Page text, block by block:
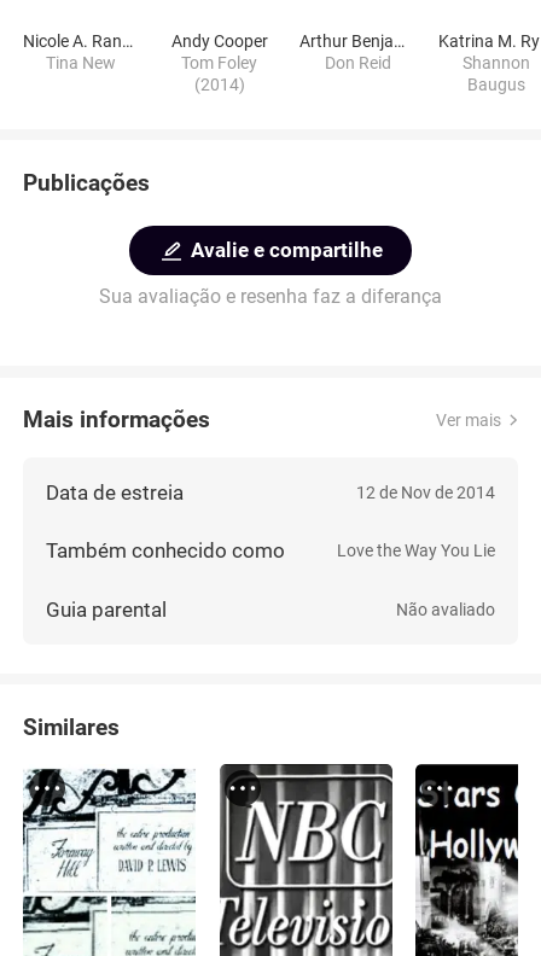
Nicole A. Randall
Tina New
Andy Cooper
Tom Foley
(2014)
Arthur Benjamins
Don Reid
Shannon
Baugus
Publicações
Avalie e compartilhe
Sua avaliação e resenha faz a diferança
Mais informações Ver mais
Data de estreia 12 de Nov de 2014
Também conhecido como Love the Way You Lie
Guia parental Não avaliado
Similares